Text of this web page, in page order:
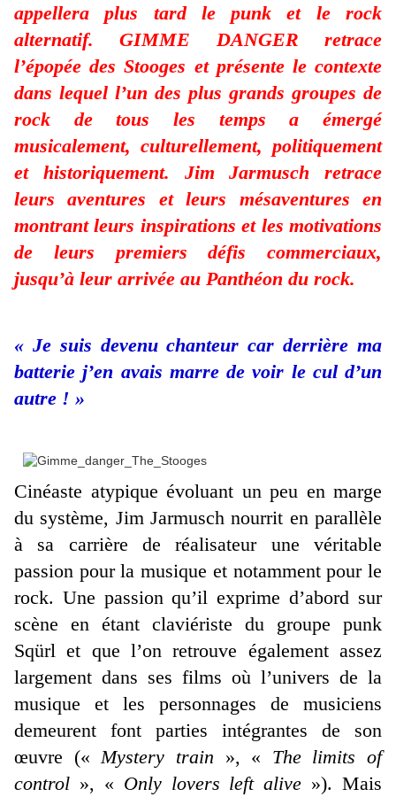
appellera plus tard le punk et le rock
alternatif. GIMME DANGER retrace
l’épopée des Stooges et présente le contexte
dans lequel l’un des plus grands groupes de
rock de tous les temps a émergé
musicalement, culturellement, politiquement
et historiquement. Jim Jarmusch retrace
leurs aventures et leurs mésaventures en
montrant leurs inspirations et les motivations
de leurs premiers défis commerciaux,
jusqu’à leur arrivée au Panthéon du rock.
« Je suis devenu chanteur car derrière ma
batterie j’en avais marre de voir le cul d’un
autre ! »
Cinéaste atypique évoluant un peu en marge
du système, Jim Jarmusch nourrit en parallèle
à sa carrière de réalisateur une véritable
passion pour la musique et notamment pour le
rock. Une passion qu’il exprime d’abord sur
scène en étant claviériste du groupe punk
Sqürl et que l’on retrouve également assez
largement dans ses films où l’univers de la
musique et les personnages de musiciens
demeurent font parties intégrantes de son
œuvre (« Mystery train », « The limits of
control », « Only lovers left alive »). Mais